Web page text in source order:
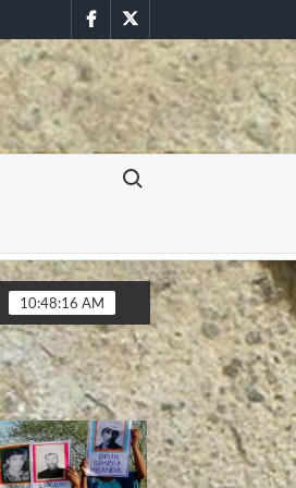
FacebookTwitter
Buscar:
UAEM (Morelos) durante paro
UAEM (Morelos) durante paro
10:48:18 AM